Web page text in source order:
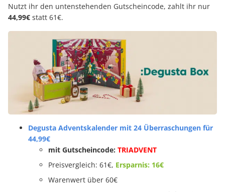
Nutzt ihr den untenstehenden Gutscheincode, zahlt ihr nur
44,99€ statt 61€.
Degusta Adventskalender mit 24 Überraschungen für
44,99€
mit Gutscheincode: TRIADVENT
Preisvergleich: 61€, Ersparnis: 16€
Warenwert über 60€